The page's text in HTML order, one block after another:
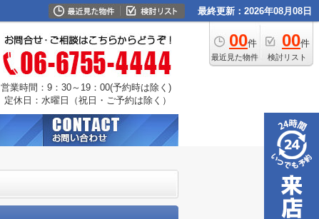
最終更新：2026年08月08日
00件
最近見た物件
00件
検討リスト
営業時間：9：30～19：00(予約時は除く)
定休日：水曜日（祝日・ご予約は除く）